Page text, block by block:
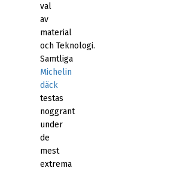
val
av
material
och Teknologi.
Samtliga
Michelin
däck
testas
noggrant
under
de
mest
extrema